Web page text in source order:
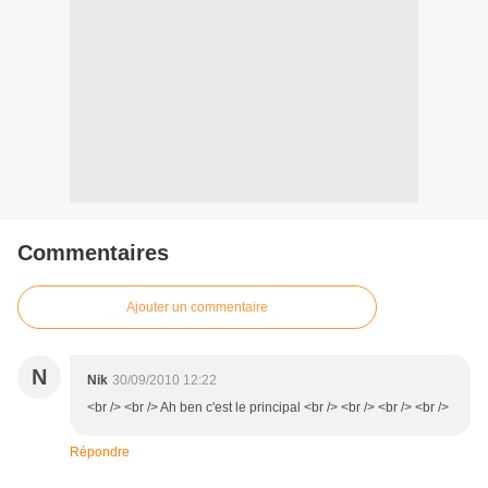
Commentaires
Ajouter un commentaire
N Nik 30/09/2010 12:22
<br /> <br /> Ah ben c'est le principal <br /> <br /> <br /> <br />
Répondre